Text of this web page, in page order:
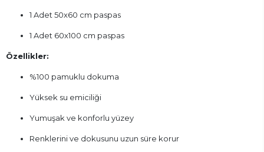
1 Adet 50x60 cm paspas
1 Adet 60x100 cm paspas
Özellikler:
%100 pamuklu dokuma
Yüksek su emiciliği
Yumuşak ve konforlu yüzey
Renklerini ve dokusunu uzun süre korur